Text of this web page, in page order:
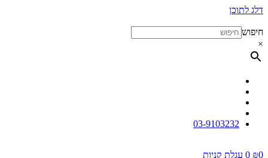
דלג לתוכן
חיפוש
×
03-9103232
₪0
0 עגלת קניות